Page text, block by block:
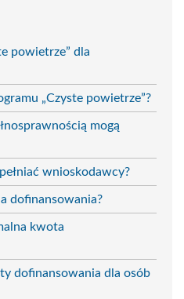
powietrze” dla
„Czyste powietrze”?
mogą
wnioskodawcy?
dofinansowania?
kwota
dofinansowania dla osób